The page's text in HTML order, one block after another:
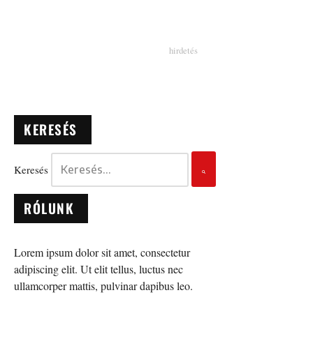
KERESÉS
Keresés
RÓLUNK
Lorem ipsum dolor sit amet, consectetur
adipiscing elit. Ut elit tellus, luctus nec
ullamcorper mattis, pulvinar dapibus leo.